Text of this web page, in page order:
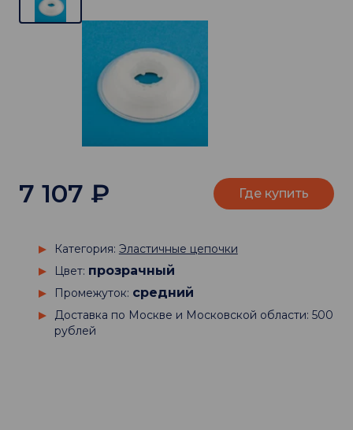
Категория: Эластичные цепочки
Цвет: прозрачный
Промежуток: средний
Доставка по Москве и Московской области: 500
рублей
7 107 ₽ Где купить